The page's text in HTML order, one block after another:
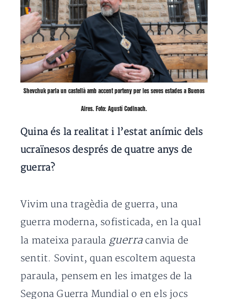
Shevchuk parla un castellà amb accent porteny per les seves estades a Buenos
Aires. Foto: Agustí Codinach.
Quina és la realitat i l’estat anímic dels
ucraïnesos després de quatre anys de
guerra?
Vivim una tragèdia de guerra, una
guerra moderna, sofisticada, en la qual
la mateixa paraula guerracanvia de
sentit. Sovint, quan escoltem aquesta
paraula, pensem en les imatges de la
Segona Guerra Mundial o en els jocs